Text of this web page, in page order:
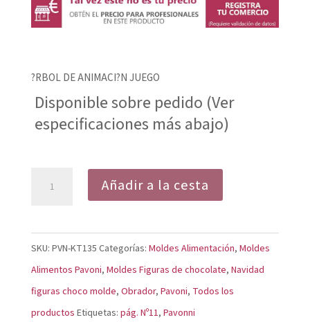
original
era:
actual
es:
?RBOL DE ANIMACI?N JUEGO
Disponible sobre pedido (Ver
especificaciones más abajo)
cantidad
Añadir a la cesta
SKU: PVN-KT135 Categorías: Moldes Alimentación, Moldes
Alimentos Pavoni, Moldes Figuras de chocolate, Navidad
figuras choco molde, Obrador, Pavoni, Todos los
productos Etiquetas: pág. Nº11, Pavonni